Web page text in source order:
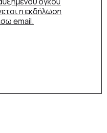
η εκδήλωση
email.